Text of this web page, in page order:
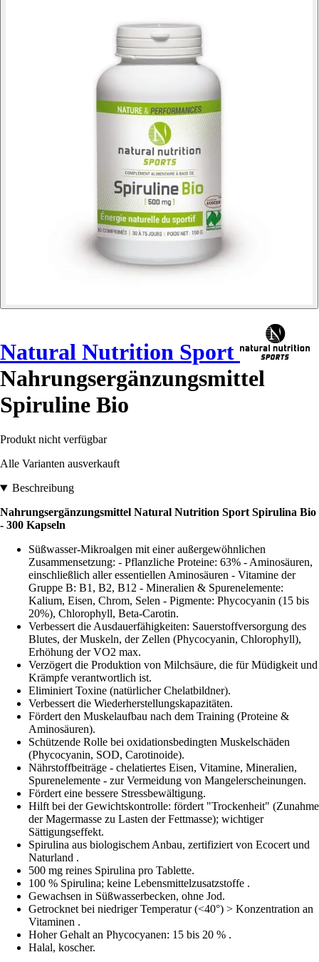
Natural Nutrition Sport
Nahrungsergänzungsmittel
Spiruline Bio
Produkt nicht verfügbar
Alle Varianten ausverkauft
Beschreibung
Nahrungsergänzungsmittel Natural Nutrition Sport Spirulina Bio
- 300 Kapseln
Süßwasser-Mikroalgen mit einer außergewöhnlichen
Zusammensetzung: - Pflanzliche Proteine: 63% - Aminosäuren,
einschließlich aller essentiellen Aminosäuren - Vitamine der
Gruppe B: B1, B2, B12 - Mineralien & Spurenelemente:
Kalium, Eisen, Chrom, Selen - Pigmente: Phycocyanin (15 bis
20%), Chlorophyll, Beta-Carotin.
Verbessert die Ausdauerfähigkeiten: Sauerstoffversorgung des
Blutes, der Muskeln, der Zellen (Phycocyanin, Chlorophyll),
Erhöhung der VO2 max.
Verzögert die Produktion von Milchsäure, die für Müdigkeit und
Krämpfe verantwortlich ist.
Eliminiert Toxine (natürlicher Chelatbildner).
Verbessert die Wiederherstellungskapazitäten.
Fördert den Muskelaufbau nach dem Training (Proteine &
Aminosäuren).
Schützende Rolle bei oxidationsbedingten Muskelschäden
(Phycocyanin, SOD, Carotinoide).
Nährstoffbeiträge - chelatiertes Eisen, Vitamine, Mineralien,
Spurenelemente - zur Vermeidung von Mangelerscheinungen.
Fördert eine bessere Stressbewältigung.
Hilft bei der Gewichtskontrolle: fördert "Trockenheit" (Zunahme
der Magermasse zu Lasten der Fettmasse); wichtiger
Sättigungseffekt.
Spirulina aus biologischem Anbau, zertifiziert von Ecocert und
Naturland .
500 mg reines Spirulina pro Tablette.
100 % Spirulina; keine Lebensmittelzusatzstoffe .
Gewachsen in Süßwasserbecken, ohne Jod.
Getrocknet bei niedriger Temperatur (<40°) > Konzentration an
Vitaminen .
Hoher Gehalt an Phycocyanen: 15 bis 20 % .
Halal, koscher.